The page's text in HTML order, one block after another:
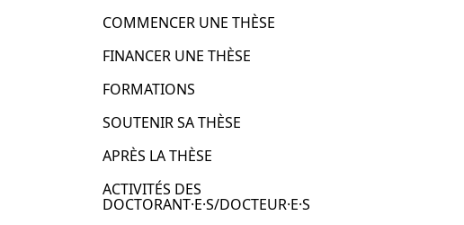
COMMENCER UNE THÈSE
FINANCER UNE THÈSE
FORMATIONS
SOUTENIR SA THÈSE
APRÈS LA THÈSE
ACTIVITÉS DES
DOCTORANT·E·S/DOCTEUR·E·S